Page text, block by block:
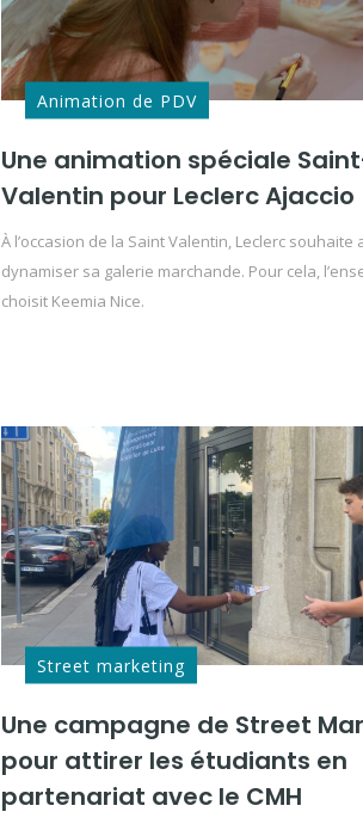
Animation de PDV
Une animation spéciale
Valentin pour Leclerc Ajaccio
À l’occasion de la Saint Valentin, Leclerc souhaite
dynamiser sa galerie marchande. Pour cela,
choisit Keemia Nice.
Street marketing
Une campagne de Street
pour attirer les étudiants en
partenariat avec le CMH